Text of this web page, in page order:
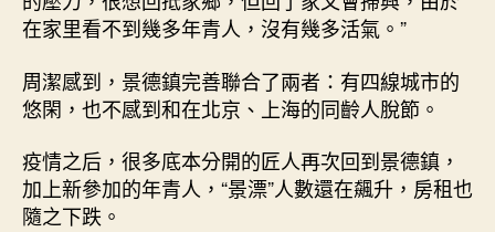
在家里看不到幾多年青人，沒有幾多活氣。”
周潔感到，景德鎮完善聯合了兩者：有四線城市的
悠閑，也不感到和在北京、上海的同齡人脫節。
疫情之后，很多底本分開的匠人再次回到景德鎮，
加上新參加的年青人，“景漂”人數還在飆升，房租也
隨之下跌。